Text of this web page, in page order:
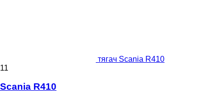
тягач Scania R410
11
Scania R410